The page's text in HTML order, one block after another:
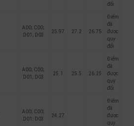
đổi
A00; C00;
D01; D03
25.97 27.2 26.75
Điểm
đã
được
quy
đổi
A00; C00;
D01; D03
25.1 25.5 26.25
Điểm
đã
được
quy
đổi
A00; C00;
D01; D03
24.27
Điểm
đã
được
quy